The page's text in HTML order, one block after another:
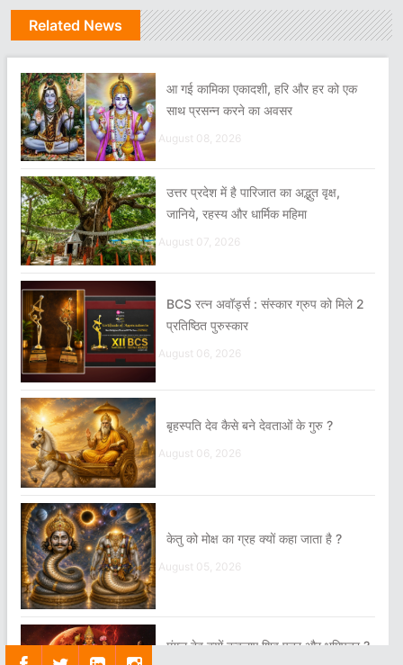
Related News
आ गई कामिका एकादशी, हरि और हर को एक
साथ प्रसन्न करने का अवसर
August 08, 2026
उत्तर प्रदेश में है पारिजात का अद्भुत वृक्ष,
जानिये, रहस्य और धार्मिक महिमा
August 07, 2026
BCS रत्न अवॉर्ड्स : संस्कार ग्रुप को मिले 2
प्रतिष्ठित पुरुस्कार
August 06, 2026
बृहस्पति देव कैसे बने देवताओं के गुरु ?
August 06, 2026
केतु को मोक्ष का ग्रह क्यों कहा जाता है ?
August 05, 2026
मंगल देव क्यों कहलाए शिव पुत्र और भूमिपुत्र ?